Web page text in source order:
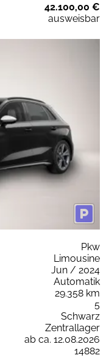
42.100,00 €
ausweisbar
Pkw
Limousine
Jun / 2024
Automatik
29.358 km
5
Schwarz
Zentrallager
ab ca. 12.08.2026
14882